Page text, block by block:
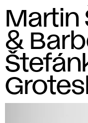
Martin
&